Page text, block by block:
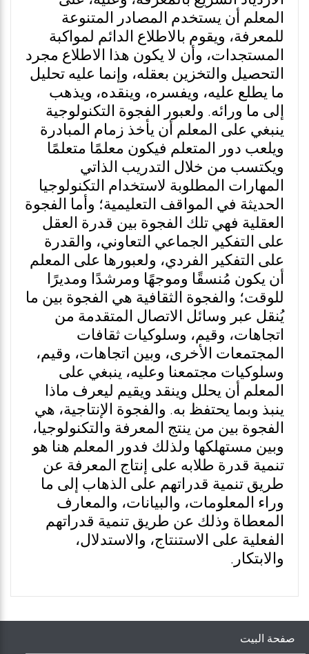
المعلم أن يستخدم المصادر المتنوعة
للمعرفة، ويقوم بالاطلاع الدائم لمواكبة
المستجدات، وأن لا يكون هذا الاطلاع مجرد
التحصيل والتخزين بعقله، وإنما عليه تحليل
ما يطلع عليه، ويفسره، وينقده، ويذهب
إلى ما ورائه. ولعبور الفجوة التكنولوجية
ينبغي على المعلم أن يأخذ زمام المبادرة
ويلعب دور المتعلم فيكون معلمًا متعلمًا
ويكتسب من خلال التدريب الذاتي
المهارات المطلوبة لاستخدام التكنولوجيا
الحديثة في المواقف التعليمية؛ وأما الفجوة
العقلية فهي تلك الفجوة بين قدرة العقل
على التفكير الجماعي التعاوني، والقدرة
على التفكير الفردي، ولعبورها على المعلم
أن يكون مُنسقًا وموجهًا ومرشدًا ومديرًا
للوقت؛ والفجوة الثقافية هي الفجوة بين ما
يُنقل عبر وسائل الاتصال المتقدمة من
اتجاهات، وقيم، وسلوكيات ثقافات
المجتمعات الأخرى، وبين اتجاهات، وقيم،
وسلوكيات مجتمعنا وعليه، ينبغي على
المعلم أن يحلل وينقد ويقيم ليعرف ماذا
ينبذ وبما يحتفظ به. والفجوة الإنتاجية، هي
الفجوة بين من ينتج المعرفة والتكنولوجيا،
وبين مستهلكها ولذلك فدور المعلم هنا هو
تنمية قدرة طلابه على إنتاج المعرفة عن
طريق تنمية قدراتهم على الذهاب إلى ما
وراء المعلومات، والبيانات، والمعارف
المعطاة وذلك عن طريق تنمية قدراتهم
الفعلية على الاستنتاج، والاستدلال،
والابتكار.
صفحة البيت